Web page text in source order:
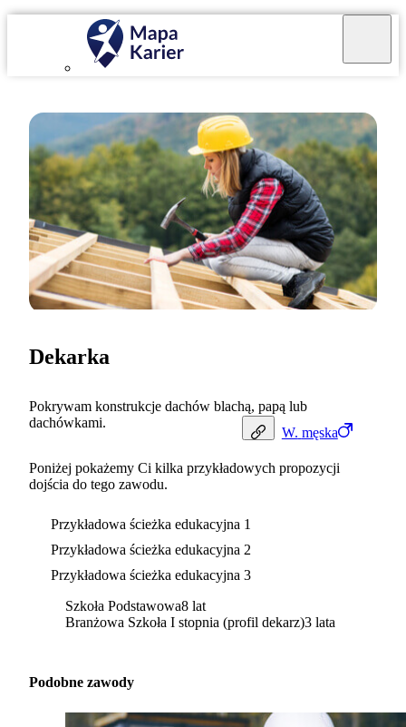
W. męska
Dekarka
Pokrywam konstrukcje dachów blachą, papą lub
dachówkami.
Poniżej pokażemy Ci kilka przykładowych propozycji
dojścia do tego zawodu.
Przykładowa ścieżka edukacyjna 1
Przykładowa ścieżka edukacyjna 2
Przykładowa ścieżka edukacyjna 3
Szkoła Podstawowa8 lat
Branżowa Szkoła I stopnia (profil dekarz)3 lata
Podobne zawody